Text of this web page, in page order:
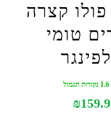
קצרה
טומי
₪